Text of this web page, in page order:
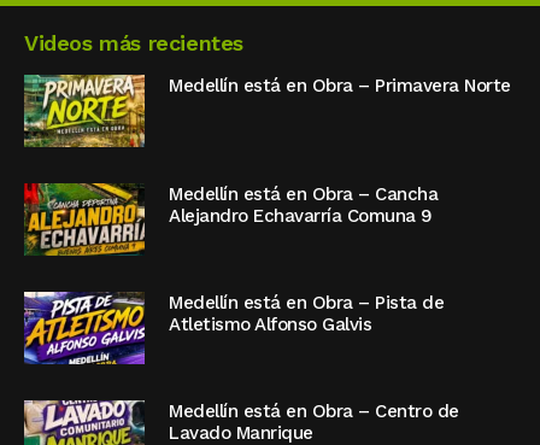
Videos más recientes
Medellín está en Obra – Primavera Norte
Medellín está en Obra – Cancha
Alejandro Echavarría Comuna 9
Medellín está en Obra – Pista de
Atletismo Alfonso Galvis
Medellín está en Obra – Centro de
Lavado Manrique